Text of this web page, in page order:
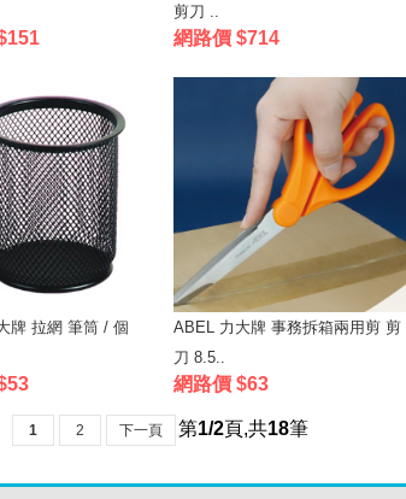
剪刀 ..
網路價 $714
牌 拉網 筆筒 / 個
ABEL 力大牌 事務拆箱兩用剪 剪
刀 8.5..
網路價 $63
1 2 下一頁 第1/2頁,共18筆